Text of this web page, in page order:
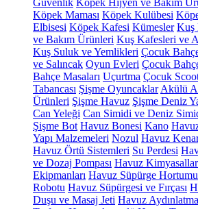
Güvenlik Köpek Hijyen ve Bakım
Köpek Maması Köpek Kulübesi
Elbisesi Köpek Kafesi Kümesler Kuş
ve Bakım Ürünleri Kuş Kafesleri ve
Kuş Suluk ve Yemlikleri Çocuk
ve Salıncak Oyun Evleri Çocuk
Bahçe Masaları Uçurtma Çocuk
Tabancası Şişme Oyuncaklar Akülü
Ürünleri Şişme Havuz Şişme Deniz
Can Yeleği Can Simidi ve Deniz
Şişme Bot Havuz Bonesi Kano
Yapı Malzemeleri Nozul Havuz
Havuz Örtü Sistemleri Su Perdesi
ve Dozaj Pompası Havuz
Ekipmanları Havuz Süpürge Hortumu
Robotu Havuz Süpürgesi ve Fırçası
Duşu ve Masaj Jeti Havuz